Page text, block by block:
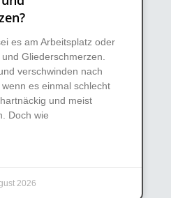
es am Arbeitsplatz oder
Gliederschmerzen.
verschwinden nach
es einmal schlecht
und meist
Doch wie
2026